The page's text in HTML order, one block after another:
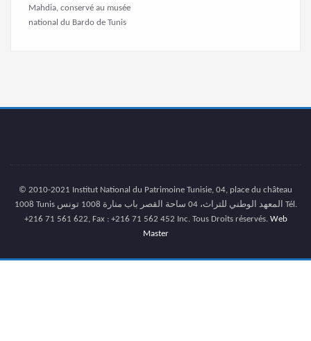
© 2010-2021 Institut National du Patrimoine Tunisie, 04, place du château
1008 Tunis المعهد الوطني للتراث، 04 ساحة القصر باب منارة 1008 تونس Tél.
+216 71 561 622, Fax : +216 71 562 452 Inc. Tous Droits réservés. Web
Master